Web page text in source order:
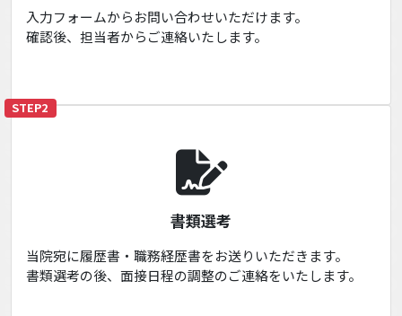
入力フォームからお問い合わせいただけます。
確認後、担当者からご連絡いたします。
STEP2
書類選考
当院宛に履歴書・職務経歴書をお送りいただきます。
書類選考の後、面接日程の調整のご連絡をいたします。